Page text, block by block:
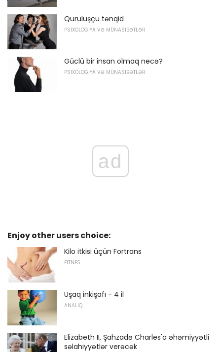
Quruluşçu tənqid
PSIXOLOGIYA VƏ MÜNASIBƏTLƏR
Güclü bir insan olmaq necə?
PSIXOLOGIYA VƏ MÜNASIBƏTLƏR
ad
Enjoy other users choice:
Kilo itkisi üçün Fortrans
FITNES
Uşaq inkişafı - 4 il
ANALIQ
Elizabeth II, Şahzadə Charles'a əhəmiyyətli
səlahiyyətlər verəcək